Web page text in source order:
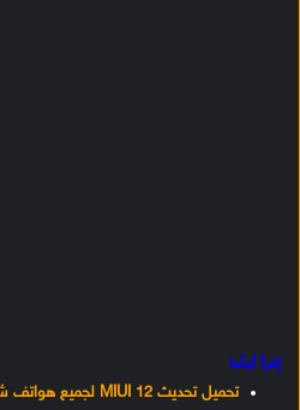
إقرأ أيضًا
تحميل تحديث MIUI 12 لجميع هواتف شاومي المؤهلة [متجدد]